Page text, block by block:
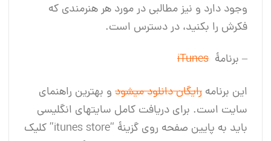
وجود دارد و نیز مطالبی در مورد هر هنرمندی که
فکرش را بکنید، در دسترس است.
– برنامۀ iTunes
این برنامه رایگان دانلود می‎شود
و بهترین راهنمای
سایت است. برای دریافت کامل سایت‎های انگلیسی
باید به پایین صفحه روی گزینۀ “itunes store” کلیک